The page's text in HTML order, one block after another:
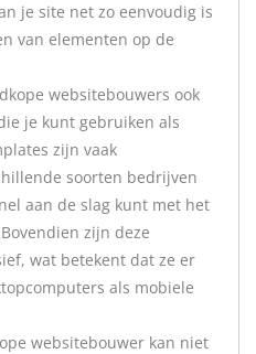
je site net zo eenvoudig is
van elementen op de
websitebouwers ook
je kunt gebruiken als
zijn vaak
soorten bedrijven
aan de slag kunt met het
zijn deze
wat betekent dat ze er
als mobiele
websitebouwer kan niet